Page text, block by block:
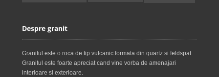
Despre granit
Granitul este o roca de tip vulcanic formata din quartz si feldspat.
Granitul este foarte apreciat cand vine vorba de amenajari
interioare si exterioare.